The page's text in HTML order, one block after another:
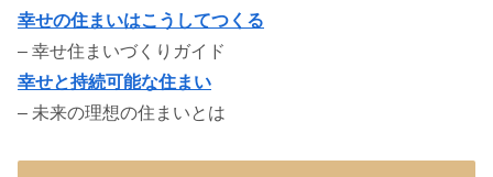
幸せの住まいはこうしてつくる
– 幸せ住まいづくりガイド
幸せと持続可能な住まい
– 未来の理想の住まいとは